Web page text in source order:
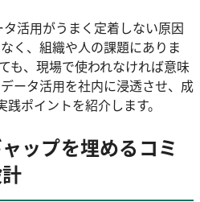
活用がうまく定着しない原因
く、組織や人の課題にありま
も、現場で使われなければ意味
ータ活用を社内に浸透させ、成
ポイントを紹介します。
ップを埋めるコミ